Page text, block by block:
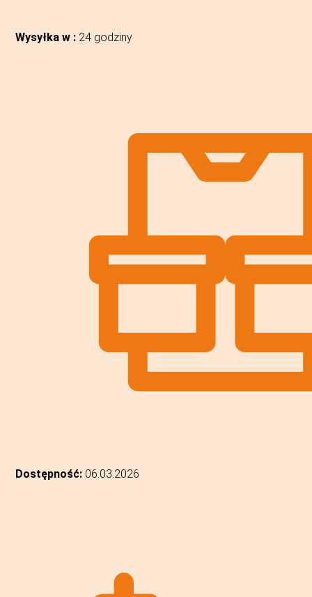
Wysyłka w : 24 godziny
Dostępność: 06.03.2026